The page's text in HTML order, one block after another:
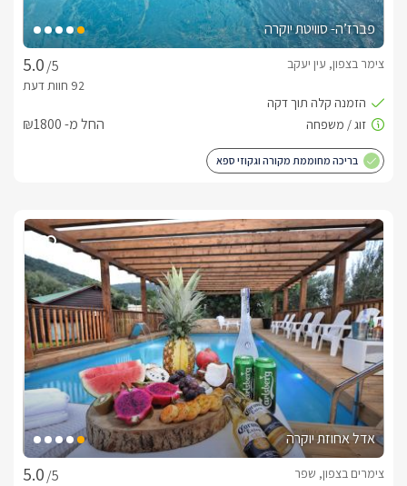
פברז’ה- סוויטת יוקרה
/5
צימר בצפון, עין יעקב
החל מ- ₪1800
בריכה מחוממת מקורה וגקוזי ספא
אדל אחוזת יוקרה
/5
צימרים בצפון, שפר